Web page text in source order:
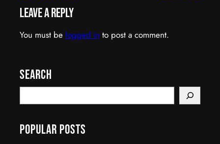
Leave a Reply
You must be logged in to post a comment.
Search
e
r
Popular Posts